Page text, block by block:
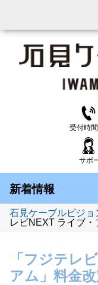
受付時
サポ
新着情報
石見ケーブルビジョ
レビNEXT ライブ
「フジテレ
アム」料金